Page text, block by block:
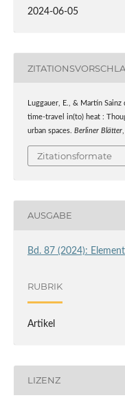
2024-06-05
Luggauer, E., & Martín
time-travel in(to) heat :
urban spaces. Berliner Blätter,
Zitationsformate
AUSGABE
Bd. 87 (2024):
RUBRIK
Artikel
LIZENZ